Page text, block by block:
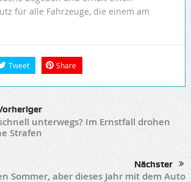
für alle Fahrzeuge, die einem am
Tweet Share
unterwegs? Im Ernstfall drohen
Strafen
Nächster
Sommer, aber dieses Jahr mit dem Auto